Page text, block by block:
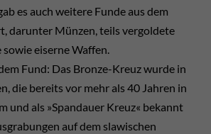
es auch weitere Funde aus dem
darunter Münzen, teils vergoldete
eiserne Waffen.
Fund: Das Bronze-Kreuz wurde in
die bereits vor mehr als 40 Jahren in
und als »Spandauer Kreuz« bekannt
auf dem slawischen